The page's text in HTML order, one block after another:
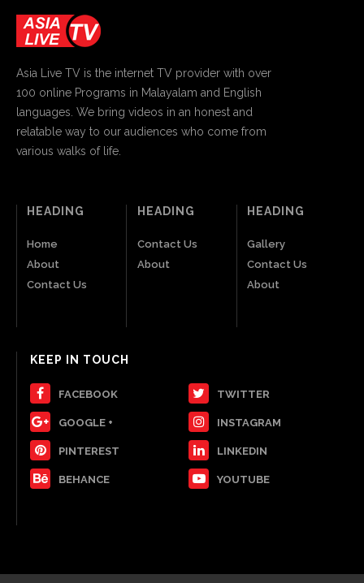
Asia Live TV is the internet TV provider with over
100 online Programs in Malayalam and English
languages. We bring videos in an honest and
relatable way to our audiences who come from
various walks of life.
HEADING
Home
About
Contact Us
HEADING
Contact Us
About
HEADING
Gallery
Contact Us
About
KEEP IN TOUCH
FACEBOOK TWITTER
GOOGLE + INSTAGRAM
PINTEREST LINKEDIN
BEHANCE YOUTUBE